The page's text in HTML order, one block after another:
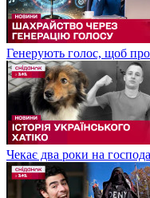
Генерують голос, щоб
Чекає два роки на